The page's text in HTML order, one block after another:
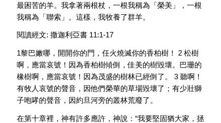
最困苦的羊。我拿著兩根杖，一根我稱為「榮美」，一根
我稱為「聯索」。這樣，我牧養了群羊。
閱讀經文: 撒迦利亞書 11:1-17
1黎巴嫩哪，開開你的門，任火燒滅你的香柏樹！ 2 松樹
啊，應當哀號！因為香柏樹傾倒，佳美的樹毀壞。巴珊的
橡樹啊，應當哀號！因為茂盛的樹林已經倒了。 3 聽啊！
有牧人哀號的聲音，因他們榮華的草場毀壞了；有少壯獅
子咆哮的聲音，因約旦河旁的叢林荒廢了。
在第十章裡，神有許多應許，神說：“我要堅固猶大家，拯